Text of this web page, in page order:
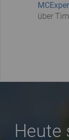
über
Heute